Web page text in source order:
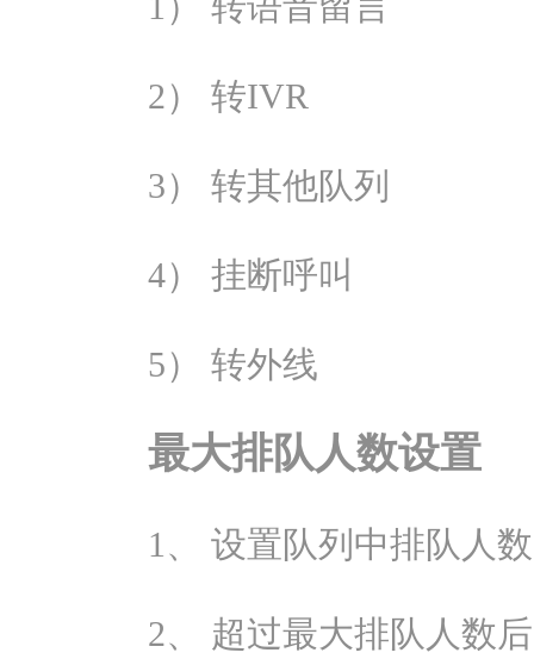
2） 转IVR
3） 转其他队列
4） 挂断呼叫
5） 转外线
最大排队人数设置
1、 设置队列中排队人
2、 超过最大排队人数